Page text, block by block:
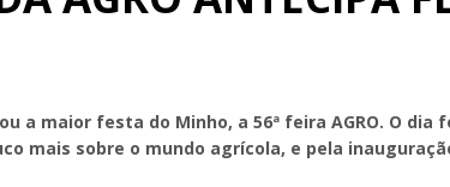
a maior festa do Minho, a 56ª feira AGRO. O
mais sobre o mundo agrícola, e pela